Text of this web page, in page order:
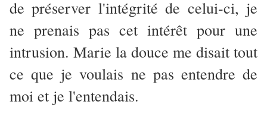
de préserver l'intégrité de celui-ci, je
ne prenais pas cet intérêt pour une
intrusion. Marie la douce me disait tout
ce que je voulais ne pas entendre de
moi et je l'entendais.